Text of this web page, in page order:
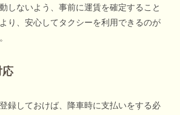
しないよう、事前に運賃を確定すること
り、安心してタクシーを利用できるのが
応
録しておけば、降車時に支払いをする必